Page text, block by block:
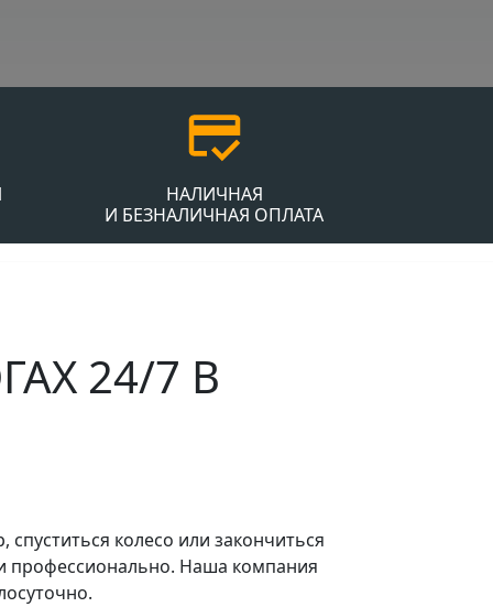
НАЛИЧНАЯ
И БЕЗНАЛИЧНАЯ ОПЛАТА
24/7 В
колесо или закончиться
профессионально. Наша компания